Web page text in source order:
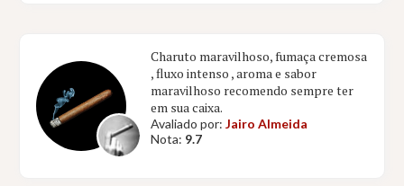
Charuto maravilhoso, fumaça cremosa
, fluxo intenso , aroma e sabor
maravilhoso recomendo sempre ter
em sua caixa.
Avaliado por:Jairo Almeida
Nota: 9.7